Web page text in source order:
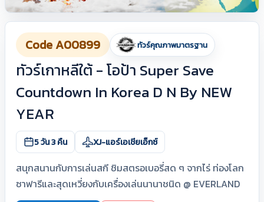
Code A00899 ทัวร์คุณภาพมาตรฐาน
ทัวร์เกาหลีใต้ - โอป้า Super Save
Countdown In Korea D N By NEW
YEAR
5 วัน 3 คืน XJ-แอร์เอเชียเอ็กซ์
สนุกสนานกับการเล่นสกี ชิมสตรอเบอรี่สด ๆ จากไร่ ท่องโลก
ซาฟารีและสุดเหวี่ยงกับเครื่องเล่นนานาชนิด @ EVERLAND